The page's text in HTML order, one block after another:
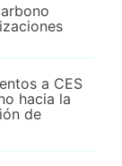
a CES
hacia la
de